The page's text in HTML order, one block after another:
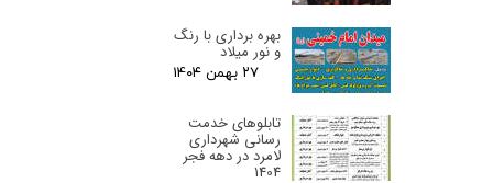
بهره برداری با رنگ
و نور میلاد
۲۷ بهمن ۰۴
تابلوهای خدمت
رسانی شهرداری
لامرد در دهه فجر
1404